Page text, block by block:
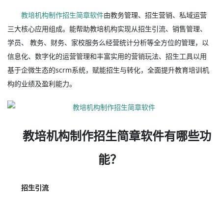
教培机构制作招生简章软件由教务管理、招生营销、私域运营
三大核心应用组成。能帮助教培机构实现从招生引流、销售管理、
学员、 教务、财务、家校服务么经营统计分析等全方位的管理，以
信息化、数字化的运营管理和丰富实用的营销玩法、招生工具以用
基于企微生态的scrm系统，赋能招生与转化，全面提升教育培训机
构的业绩及盈利能力。
教培机构制作招生简章软件有哪些功
能？
招生引流